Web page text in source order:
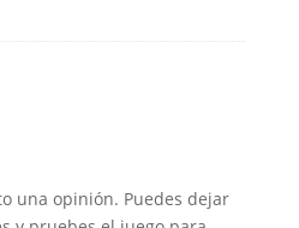
una opinión. Puedes dejar